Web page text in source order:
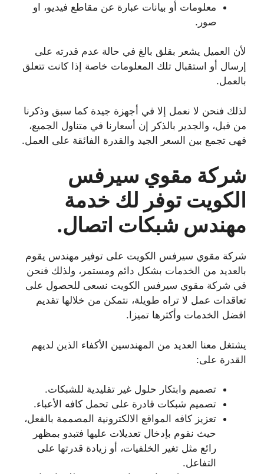
معلومات أو بيانات عبارة عن مقاطع فيديو، او
صور.
لأن العميل يشعر بقلق بالغ في حالة عدم قدرته على
إرسال أو استقبال تلك المعلومات خاصة إذا كانت تتعلق
بالعمل.
لذلك فنحن لا نعمل إلا في أجهزة جيدة كما سبق وذكرنا
من قبل، والجدير بالذكر إن أسعارنا في متناول الجميع،
فهى تجمع بين السعر الجيد والقدرة الفائقة على العمل.
شركة مقوي سيرفس
الكويت توفر لك خدمة
مهندس شبكات اتصال.
شركة مقوي سيرفس الكويت على توفير مهندس يقوم
بالعديد من الخدمات بشكل دائم ومستمر، ولذلك فنحن
في شركة مقوي سيرفس الكويت نسعى للحصول على
تعاقدات عمل لا تراه طويلة، نتمكن من خلالها تقديم
افضل الخدمات وأكثرها تميزا.
يشتغل معنا العديد من المهندسين الأكفاء الذين لديهم
القدرة على:
تصميم وابتكار حلول غير تقليدية للشبكات.
تصميم شبكات قادرة على تحمل كافه الأعباء.
تعزيز كافه المواقع الالكترونية المصممة بالفعل،
حيث نقوم بإدخال تعديلات عليها فتبدو بمظهر
رائع مثل تغير الخلفيات، أو زيادة قدرتها على
التفاعل.